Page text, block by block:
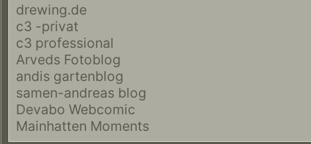
drewing.de
c3 -privat
c3 professional
Arveds Fotoblog
andis gartenblog
samen-andreas blog
Devabo Webcomic
Mainhatten Moments